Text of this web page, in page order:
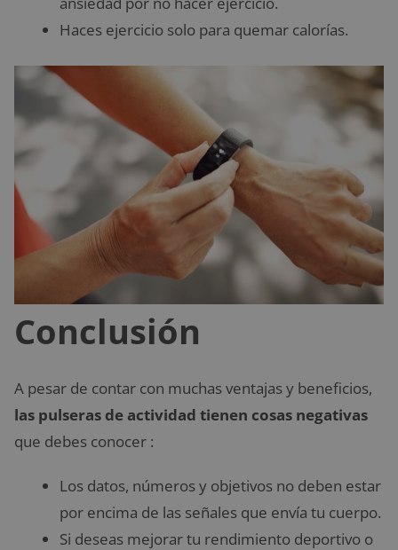
Haces ejercicio solo para quemar calorías.
Conclusión
A pesar de contar con muchas ventajas y beneficios,
las pulseras de actividad tienen cosas negativas
que debes conocer :
Los datos, números y objetivos no deben estar
por encima de las señales que envía tu cuerpo.
Si deseas mejorar tu rendimiento deportivo o